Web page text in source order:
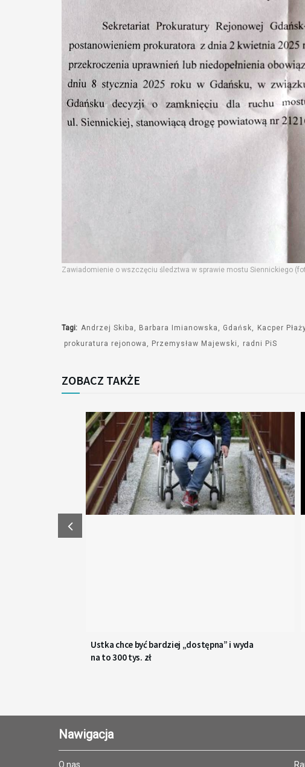
Zawiadomienie o wszczęciu śledztwa w sprawie mostu Siennickiego
Tagi: Andrzej Skiba Barbara Imianowska Gdańsk Kacper
prokuratura rejonowa
Przemysław Majewski radni PiS
ZOBACZ TAKŻE
Ustka chce być bardziej „dostępna” i wyda
na to 300 tys. zł
Nawigacja
O nas